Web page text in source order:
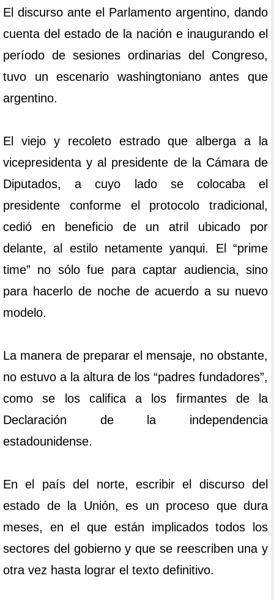
El discurso ante el Parlamento argentino, dando
cuenta del estado de la nación e inaugurando el
período de sesiones ordinarias del Congreso,
tuvo un escenario washingtoniano antes que
argentino.
El viejo y recoleto estrado que alberga a la
vicepresidenta y al presidente de la Cámara de
Diputados, a cuyo lado se colocaba el
presidente conforme el protocolo tradicional,
cedió en beneficio de un atril ubicado por
delante, al estilo netamente yanqui. El “prime
time” no sólo fue para captar audiencia, sino
para hacerlo de noche de acuerdo a su nuevo
modelo.
La manera de preparar el mensaje, no obstante,
no estuvo a la altura de los “padres fundadores”,
como se los califica a los firmantes de la
Declaración de la independencia
estadounidense.
En el país del norte, escribir el discurso del
estado de la Unión, es un proceso que dura
meses, en el que están implicados todos los
sectores del gobierno y que se reescriben una y
otra vez hasta lograr el texto definitivo.